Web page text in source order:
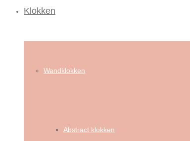
Klokken
Wandklokken
Abstract klokken